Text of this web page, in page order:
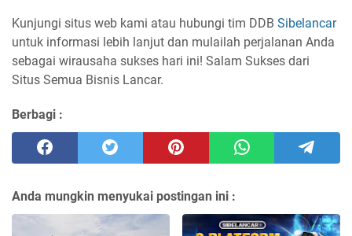
Kunjungi situs web kami atau hubungi tim DDB Sibelancar
untuk informasi lebih lanjut dan mulailah perjalanan Anda
sebagai wirausaha sukses hari ini! Salam Sukses dari
Situs Semua Bisnis Lancar.
Berbagi :
Anda mungkin menyukai postingan ini :